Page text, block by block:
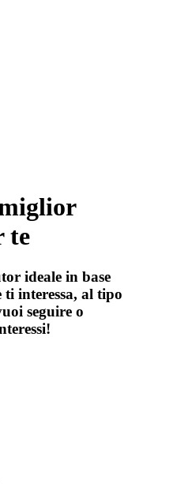
te
ideale in base
interessa, al tipo
seguire o